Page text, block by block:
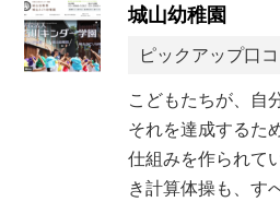
城山幼稚園
ピックアップ口コ
こどもたちが、自
それを達成するた
仕組みを作られて
き計算体操も、す